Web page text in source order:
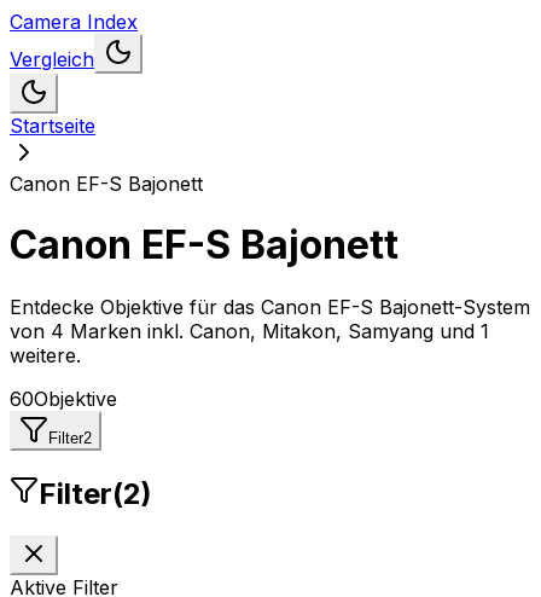
Camera Index
Vergleich
Startseite
Canon EF-S Bajonett
Canon EF-S Bajonett
Entdecke Objektive für das Canon EF-S Bajonett-System
von 4 Marken inkl. Canon, Mitakon, Samyang und 1
weitere.
60Objektive
Filter2
Filter(2)
Aktive Filter